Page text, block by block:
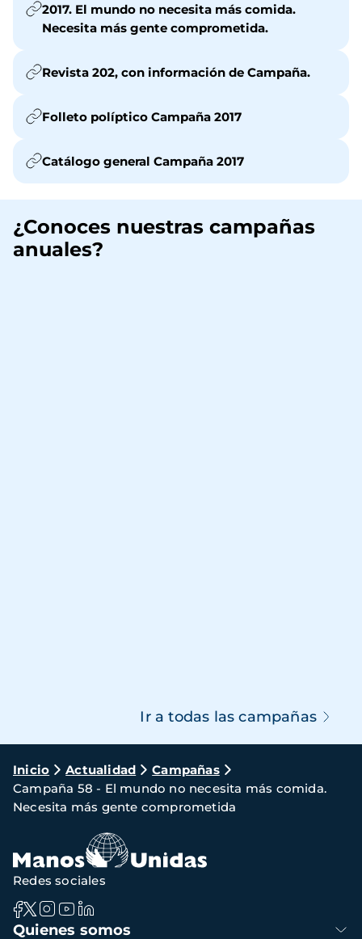
2017. El mundo no necesita más comida.
Necesita más gente comprometida.
Revista 202, con información de Campaña.
Folleto políptico Campaña 2017
Catálogo general Campaña 2017
¿Conoces nuestras campañas
anuales?
Ir a todas las campañas
Ruta
de
navegación
Inicio Actualidad
Campañas
Campaña 58 - El mundo no necesita más comida.
Necesita más gente comprometida
Navegación
Quienes somos
Redes sociales